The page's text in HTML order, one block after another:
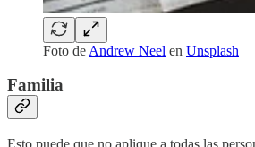
Foto de Andrew Neel en Unsplash
Familia